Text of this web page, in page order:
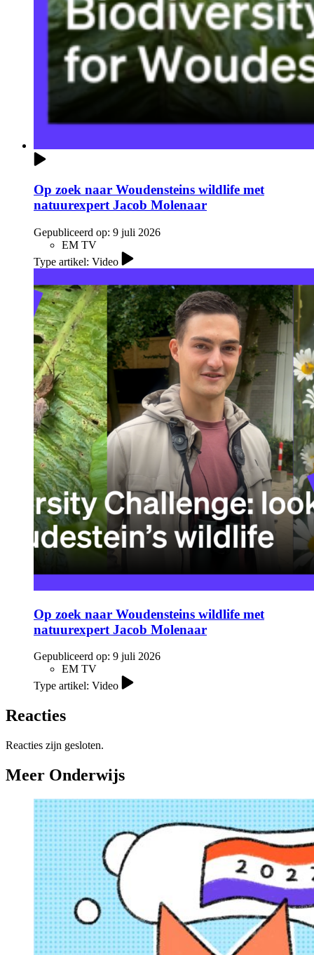
Op zoek naar Woudensteins wildlife met
natuurexpert Jacob Molenaar
Gepubliceerd op: 9 juli 2026
EM TV
Type artikel: Video
Op zoek naar Woudensteins wildlife met
natuurexpert Jacob Molenaar
Gepubliceerd op: 9 juli 2026
EM TV
Type artikel: Video
Reacties
Reacties zijn gesloten.
Meer Onderwijs